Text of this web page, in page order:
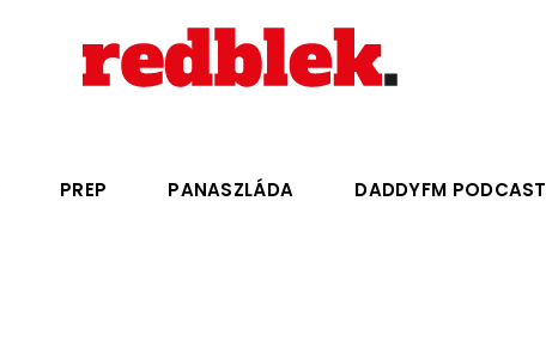
PREP PANASZLÁDA DADDYFM PODCAST